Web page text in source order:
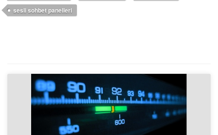
sesli sohbet panelleri